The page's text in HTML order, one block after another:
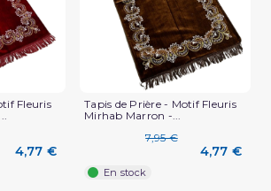
Fleuris
4,77 €
Tapis de Prière - Motif Fleuris
Mirhab Marron -...
7,95 €
4,77 €
En stock